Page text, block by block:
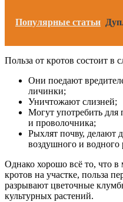
Популярные статьи
Польза от кротов состоит в
Они поедают
личинки;
Уничтожают слизней;
Могут употребить для
и проволочника;
Рыхлят почву, делают
воздушного и
Однако хорошо всё то, что
кротов на участке, польза
разрывают цветочные
культурных растений.